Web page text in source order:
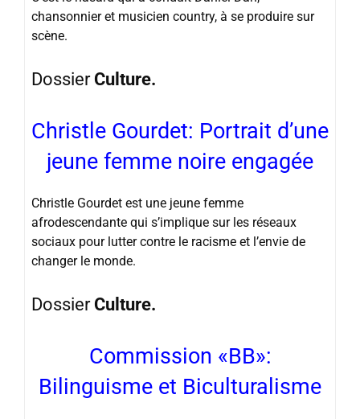
chansonnier et musicien country, à se produire sur
scène.
Dossier Culture.
Christle Gourdet: Portrait d’une
jeune femme noire engagée
Christle Gourdet est une jeune femme
afrodescendante qui s’implique sur les réseaux
sociaux pour lutter contre le racisme et l’envie de
changer le monde.
Dossier Culture.
Commission «BB»:
Bilinguisme et Biculturalisme